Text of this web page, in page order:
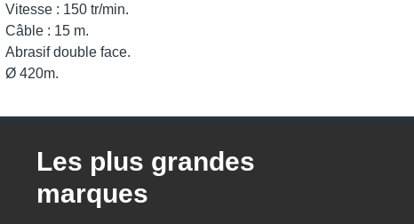
Vitesse : 150 tr/min.
Câble : 15 m.
Abrasif double face.
Ø 420m.
Les plus grandes
marques